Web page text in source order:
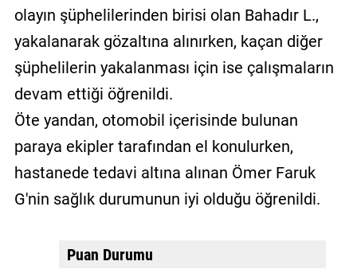
olayın şüphelilerinden birisi olan Bahadır L.,
yakalanarak gözaltına alınırken, kaçan diğer
şüphelilerin yakalanması için ise çalışmaların
devam ettiği öğrenildi.
Öte yandan, otomobil içerisinde bulunan
paraya ekipler tarafından el konulurken,
hastanede tedavi altına alınan Ömer Faruk
G'nin sağlık durumunun iyi olduğu öğrenildi.
Puan Durumu